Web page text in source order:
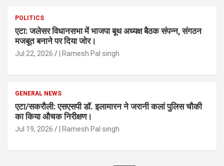
POLITICS
एटा: जलेसर विधानसभा में भाजपा बूथ अध्यक्ष बैठक संपन्न, संगठन
मजबूत बनाने पर दिया जोर।
Jul 22, 2026 | Ramesh Pal singh
GENERAL NEWS
एटा/सकरौली: एसएसपी डॉ. इलामारन ने जरानी कलां पुलिस चौकी
का किया औचक निरीक्षण।
Jul 19, 2026 | Ramesh Pal singh